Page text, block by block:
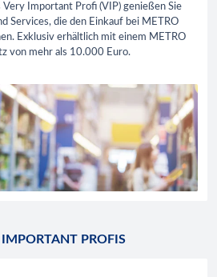
Important Profi (VIP) genießen Sie
Services, die den Einkauf bei METRO
Exklusiv erhältlich mit einem METRO
von mehr als 10.000 Euro.
IMPORTANT PROFIS